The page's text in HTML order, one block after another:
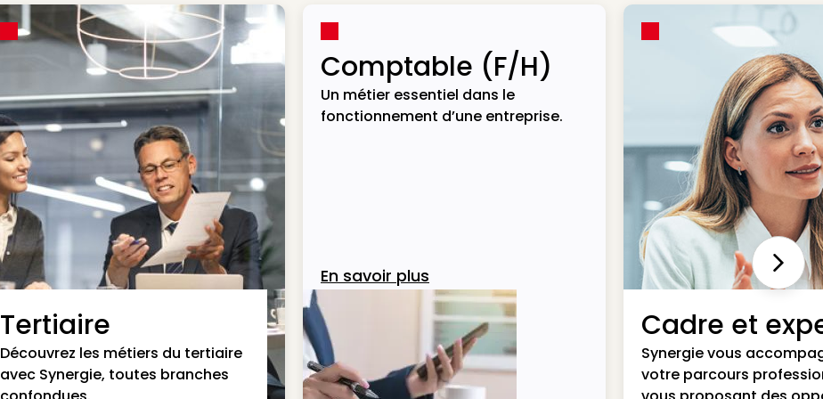
Tertiaire
Découvrez les métiers du tertiaire
avec Synergie, toutes branches
Comptable (F/H)
Un métier essentiel dans le
fonctionnement d’une entreprise.
En savoir plus
Cadre et
Synergie vous
votre parcours
Next